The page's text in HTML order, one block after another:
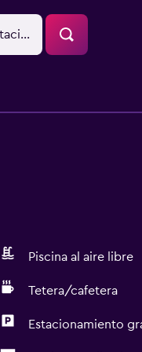
Piscina al aire libre
Tetera/cafetera
Estacionamiento